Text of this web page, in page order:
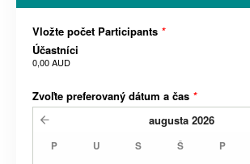
Vložte počet Participants *
Účastníci
0,00 AUD
Zvoľte preferovaný dátum a čas *
augusta 2026
P U S Š P